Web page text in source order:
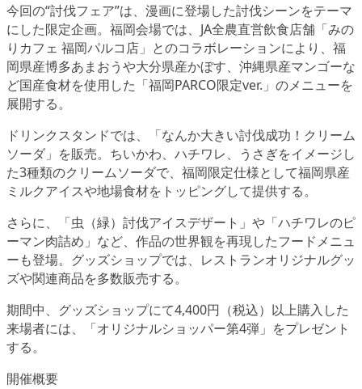
今回の“討伐フェア”は、漫画に登場した討伐シーンをテーマ
にした限定企画。福岡会場では、JA全農直営飲食店舗「みの
りカフェ 福岡パルコ店」とのコラボレーションにより、福
岡県産博多あまおうや大分県産かぼす、沖縄県産マンゴーな
ど国産食材を使用した「福岡PARCO限定ver.」のメニューを
展開する。
ドリンクスタンドでは、「なんか大きい討伐成功！クリーム
ソーダ」を販売。ちいかわ、ハチワレ、うさぎをイメージし
た3種類のクリームソーダで、福岡限定仕様として福岡県産
ミルクアイスや地場食材をトッピングして提供する。
さらに、「虫（緑）討伐アイスデザート」や「ハチワレのピ
ーマン肉詰め」など、作品の世界観を再現したフードメニュ
ーも登場。グッズショップでは、レストランオリジナルグッ
ズや関連商品を多数販売する。
期間中、グッズショップにて4,400円（税込）以上購入した
来場者には、「オリジナルショッパー第4弾」をプレゼント
する。
開催概要